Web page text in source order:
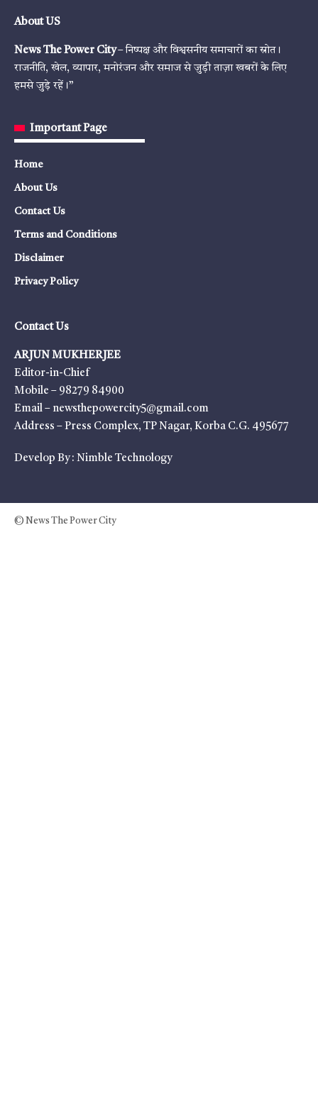
About US
News The Power City– निष्पक्ष और विश्वसनीय समाचारों का स्रोत।
राजनीति, खेल, व्यापार, मनोरंजन और समाज से जुड़ी ताज़ा खबरों के लिए
हमसे जुड़े रहें।”
Important Page
Home
About Us
Contact Us
Terms and Conditions
Disclaimer
Privacy Policy
Contact Us
ARJUN MUKHERJEE
Editor-in-Chief
Mobile – 98279 84900
Email – newsthepowercity5@gmail.com
Address – Press Complex, TP Nagar, Korba C.G. 495677
Develop By : Nimble Technology
© News The Power City